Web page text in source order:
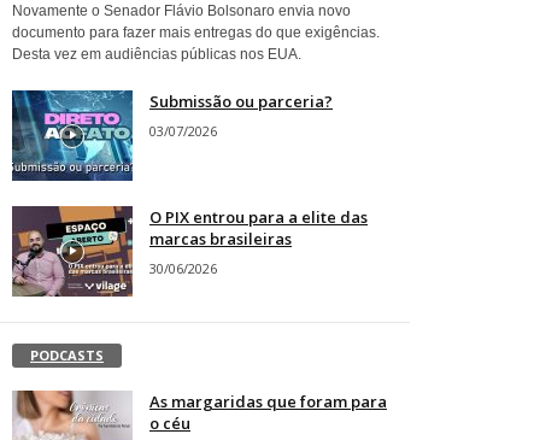
Novamente o Senador Flávio Bolsonaro envia novo
documento para fazer mais entregas do que exigências.
Desta vez em audiências públicas nos EUA.
Submissão ou parceria?
03/07/2026
O PIX entrou para a elite das
marcas brasileiras
30/06/2026
PODCASTS
As margaridas que foram para
o céu